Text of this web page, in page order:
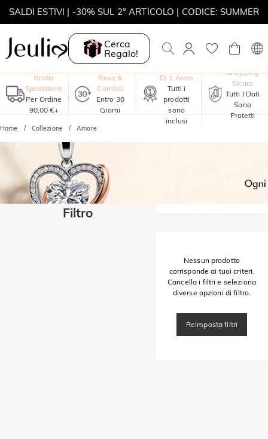
SALDI ESTIVI | -30% SUL 2° ARTICOLO | CODICE: SUMMER
MOVE MY WAY | ACQUISTA 3, COLLANA IN REGALO
Cerca
Regalo!
Gratis
Spedizione
Per Ordine
90,00 €+
Reso &
Cambio
Entro 30
Giorni
Di 1 Anno
Tutti i
prodotti
sono
inclusi
Shopping
Sicuro
Tutti I Dati
Sono
Protetti
Home Collezione Amore
Filtro
Nessun prodotto
corrisponde ai tuoi criteri.
Cancella i filtri e seleziona
diverse opzioni di filtro.
Reimposta filtri